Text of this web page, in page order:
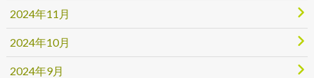
2024年11月
2024年10月
2024年9月